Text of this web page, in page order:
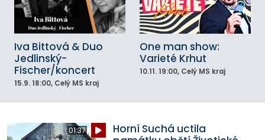
Iva Bittová & Duo
Jedlinský-
Fischer/koncert
15.9. 18:00, Celý MS kraj
One man show:
Varieté Krhut
10.11. 19:00, Celý MS kraj
01:37
Horní Suchá uctila